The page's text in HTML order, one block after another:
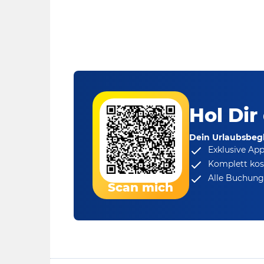
Scan mich
Hol Dir
Dein
Exklusive
Komplett
Alle